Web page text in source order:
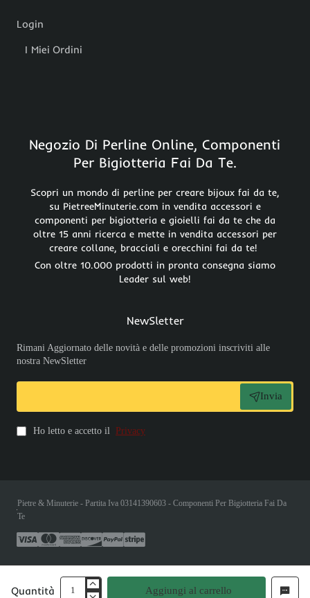
Quantità Aggiungi al carrello
Login
I Miei Ordini
Negozio Di Perline Online, Componenti
Per Bigiotteria Fai Da Te.
Scopri un mondo di perline per creare bijoux fai da te,
su PietreeMinuterie.com in vendita accessori e
componenti per bigiotteria e gioielli fai da te che da
oltre 15 anni ricerca e mette in vendita accessori per
creare collane, bracciali e orecchini fai da te!
Con oltre 10.000 prodotti in pronta consegna siamo
Leader sul web!
NewSletter
Rimani Aggiornato delle novità e delle promozioni inscriviti alle
nostra NewSletter
Invia
Ho letto e accetto il Privacy
Pietre & Minuterie - Partita Iva 03141390603 - Componenti Per Bigiotteria Fai Da
Te